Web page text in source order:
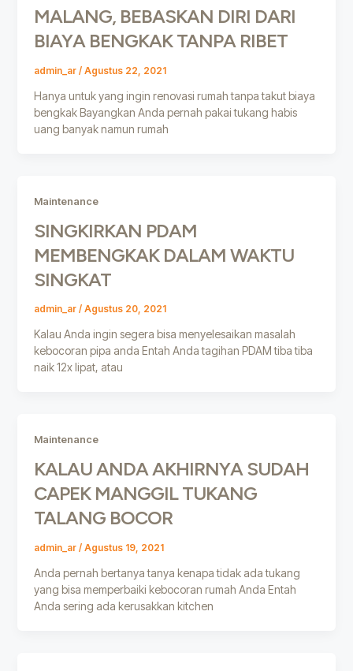
MALANG, BEBASKAN DIRI DARI
BIAYA BENGKAK TANPA RIBET
admin_ar / Agustus 22, 2021
Hanya untuk yang ingin renovasi rumah tanpa takut biaya
bengkak Bayangkan Anda pernah pakai tukang habis
uang banyak namun rumah
Maintenance
SINGKIRKAN PDAM
MEMBENGKAK DALAM WAKTU
SINGKAT
admin_ar / Agustus 20, 2021
Kalau Anda ingin segera bisa menyelesaikan masalah
kebocoran pipa anda Entah Anda tagihan PDAM tiba tiba
naik 12x lipat, atau
Maintenance
KALAU ANDA AKHIRNYA SUDAH
CAPEK MANGGIL TUKANG
TALANG BOCOR
admin_ar / Agustus 19, 2021
Anda pernah bertanya tanya kenapa tidak ada tukang
yang bisa memperbaiki kebocoran rumah Anda Entah
Anda sering ada kerusakkan kitchen